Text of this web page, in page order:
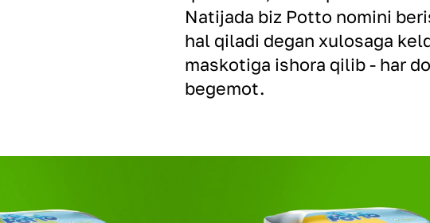
Natijada biz Potto nomini
hal qiladi degan xulosaga
maskotiga ishora qilib - har
begemot.